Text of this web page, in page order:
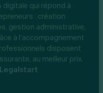
qui répond à
: création
gestion administrative,
à l’accompagnement
disposent
au meilleur prix.